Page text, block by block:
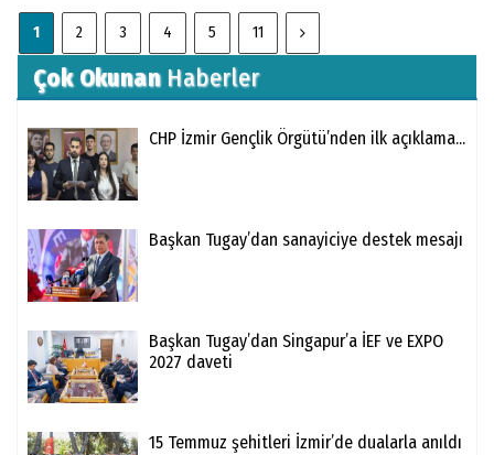
1 2 3 4 5 11
Çok OkunanHaberler
CHP İzmir Gençlik Örgütü’nden ilk açıklama...
Başkan Tugay’dan sanayiciye destek mesajı
Başkan Tugay’dan Singapur’a İEF ve EXPO
2027 daveti
15 Temmuz şehitleri İzmir’de dualarla anıldı